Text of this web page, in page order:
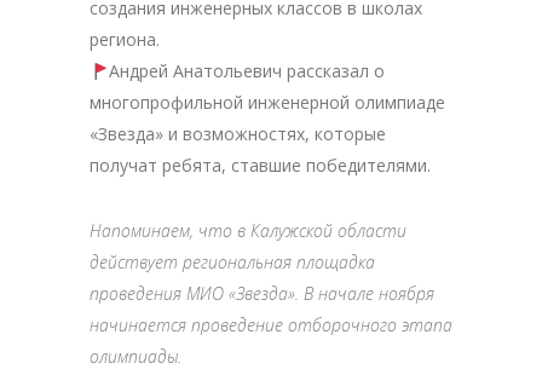
создания инженерных классов в школах
региона.
Андрей Анатольевич рассказал о
многопрофильной инженерной олимпиаде
«Звезда» и возможностях, которые
получат ребята, ставшие победителями.
Напоминаем, что в Калужской области
действует региональная площадка
проведения МИО «Звезда». В начале ноября
начинается проведение отборочного этапа
олимпиады.